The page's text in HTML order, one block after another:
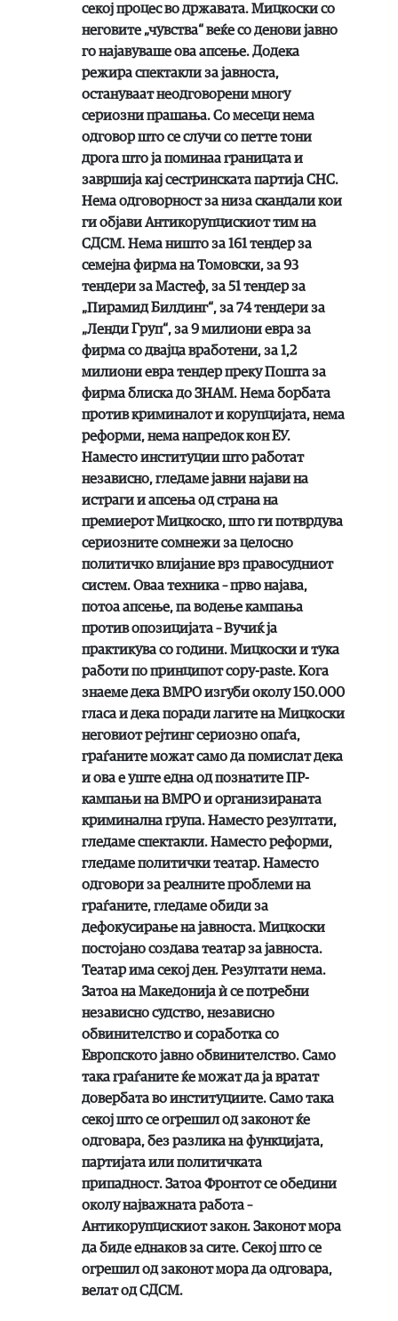
секој процес во државата. Мицкоски со
неговите „чувства“ веќе со денови јавно
го најавуваше ова апсење. Додека
режира спектакли за јавноста,
остануваат неодговорени многу
сериозни прашања. Со месеци нема
одговор што се случи со петте тони
дрога што ја поминаа границата и
завршија кај сестринската партија СНС.
Нема одговорност за низа скандали кои
ги објави Антикорупцискиот тим на
СДСМ. Нема ништо за 161 тендер за
семејна фирма на Томовски, за 93
тендери за Мастеф, за 51 тендер за
„Пирамид Билдинг“, за 74 тендери за
„Ленди Груп“, за 9 милиони евра за
фирма со двајца вработени, за 1,2
милиони евра тендер преку Пошта за
фирма блиска до ЗНАМ. Нема борбата
против криминалот и корупцијата, нема
реформи, нема напредок кон ЕУ.
Наместо институции што работат
независно, гледаме јавни најави на
истраги и апсења од страна на
премиерот Мицкоско, што ги потврдува
сериозните сомнежи за целосно
политичко влијание врз правосудниот
систем. Оваа техника – прво најава,
потоа апсење, па водење кампања
против опозицијата – Вучиќ ја
практикува со години. Мицкоски и тука
работи по принципот copy-paste. Кога
знаеме дека ВМРО изгуби околу 150.000
гласа и дека поради лагите на Мицкоски
неговиот рејтинг сериозно опаѓа,
граѓаните можат само да помислат дека
и ова е уште една од познатите ПР-
кампањи на ВМРО и организираната
криминална група. Наместо резултати,
гледаме спектакли. Наместо реформи,
гледаме политички театар. Наместо
одговори за реалните проблеми на
граѓаните, гледаме обиди за
дефокусирање на јавноста. Мицкоски
постојано создава театар за јавноста.
Театар има секој ден. Резултати нема.
Затоа на Македонија ѝ се потребни
независно судство, независно
обвинителство и соработка со
Европското јавно обвинителство. Само
така граѓаните ќе можат да ја вратат
довербата во институциите. Само така
секој што се огрешил од законот ќе
одговара, без разлика на функцијата,
партијата или политичката
припадност. Затоа Фронтот се обедини
околу најважната работа –
Антикорупцискиот закон. Законот мора
да биде еднаков за сите. Секој што се
огрешил од законот мора да одговара,
велат од СДСМ.